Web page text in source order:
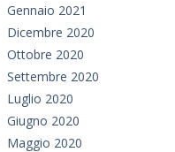
Gennaio 2021
Dicembre 2020
Ottobre 2020
Settembre 2020
Luglio 2020
Giugno 2020
Maggio 2020